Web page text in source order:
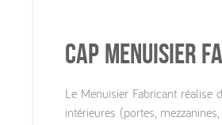
CAP Menuisier
Le Menuisier Fabricant réalise
intérieures (portes,